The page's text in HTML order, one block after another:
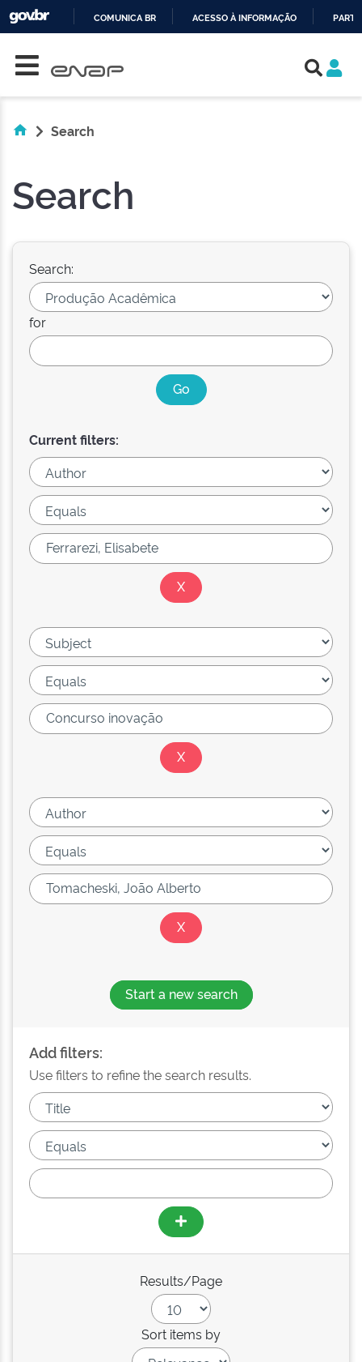
COMUNICA BR ACESSO À INFORMAÇÃO
Search
Search
Search:
for
Current filters:
Start a new search
Add filters:
Use filters to refine the search results.
Results/Page
Sort items by